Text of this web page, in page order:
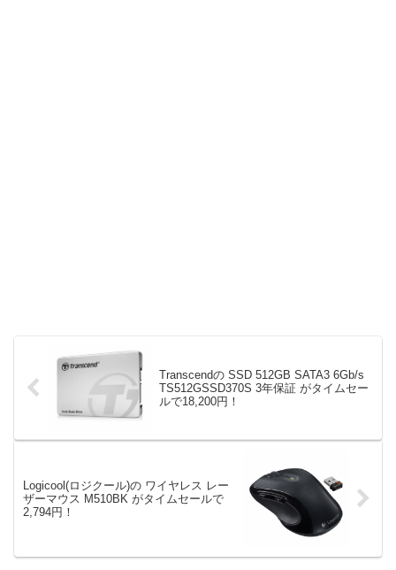
Transcendの SSD 512GB SATA3 6Gb/s
TS512GSSD370S 3年保証 がタイムセー
ルで18,200円！
Logicool(ロジクール)の ワイヤレス レー
ザーマウス M510BK がタイムセールで
2,794円！